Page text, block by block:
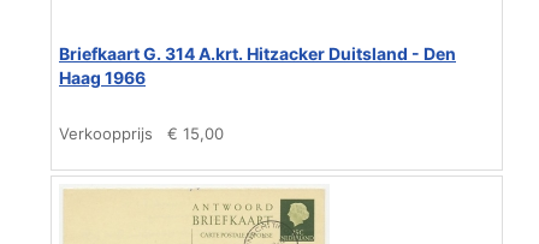
Briefkaart G. 314 A.krt. Hitzacker Duitsland - Den
Haag 1966
Verkoopprijs € 15,00